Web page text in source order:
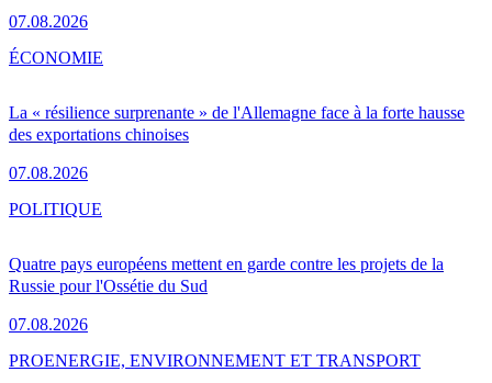
07.08.2026
La « résilience surprenante » de l'Allemagne face à la forte hausse
des exportations chinoises
07.08.2026
ÉCONOMIE
Quatre pays européens mettent en garde contre les projets de la
Russie pour l'Ossétie du Sud
07.08.2026
POLITIQUE
PROENERGIE, ENVIRONNEMENT ET TRANSPORT